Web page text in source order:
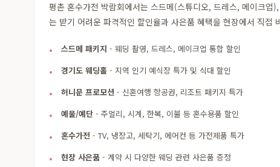
평촌 혼수가전 박람회에서는 스드메(스튜디오, 드레스, 메이크
는 받기 어려운 파격적인 할인율과 사은품 혜택을 현장에서 직접
스드메 패키지 - 웨딩 촬영, 드레스, 메이크업 통합 할인
경기도 웨딩홀 - 지역 인기 예식장 특가 및 식대 할인
허니문 프로모션 - 신혼여행 항공권, 리조트 패키지 특가
예물/예단 - 주얼리, 시계, 한복, 이불 등 혼수용품 할인
혼수가전 - TV, 냉장고, 세탁기, 에어컨 등 가전제품 특가
현장 사은품 - 계약 시 다양한 웨딩 관련 사은품 증정